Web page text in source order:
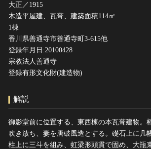
大正／1915
木造平屋建、瓦葺、建築面積114㎡
1棟
香川県善通寺市善通寺町3-615他
登録年月日:20100428
宗教法人善通寺
登録有形文化財(建造物)
解説
御影堂前に位置する、東西棟の本瓦葺建物。
吹き放ち、妻を唐破風造とする。礎石上に几
柱上に三斗を組み、虹梁形頭貫で固め、大瓶